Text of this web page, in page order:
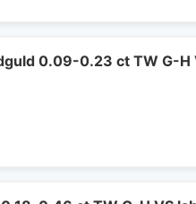
0.09-0.23 ct TW G-